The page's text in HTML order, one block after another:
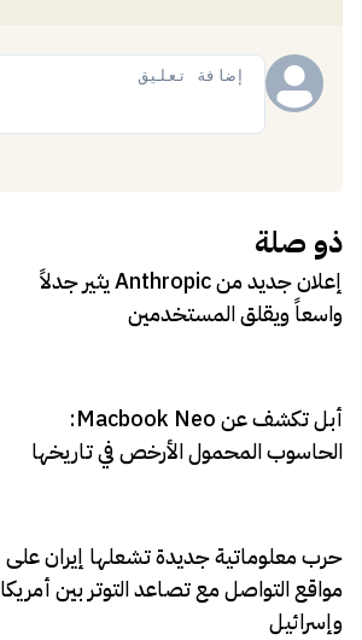
ذو صلة
إعلان جديد من Anthropic يثير جدلاً
واسعاً ويقلق المستخدمين
أبل تكشف عن Macbook Neo:
الحاسوب المحمول الأرخص في تاريخها
حرب معلوماتية جديدة تشعلها إيران على
مواقع التواصل مع تصاعد التوتر بين أمريكا
وإسرائيل